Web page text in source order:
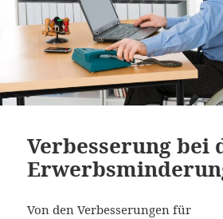
Verbesserung bei
Von den Verbesserungen für